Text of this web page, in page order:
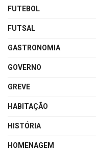
FUTEBOL
FUTSAL
GASTRONOMIA
GOVERNO
GREVE
HABITAÇÃO
HISTÓRIA
HOMENAGEM